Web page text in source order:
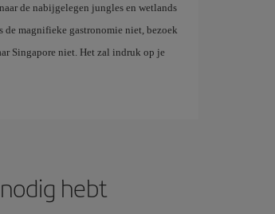
naar de nabijgelegen jungles en wetlands
magnifieke gastronomie niet, bezoek
Singapore niet. Het zal indruk op je
hebt